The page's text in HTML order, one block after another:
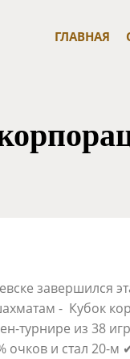
ГЛАВНАЯ
завершился
- Кубок
турнире из 38
очков и стал 20-м